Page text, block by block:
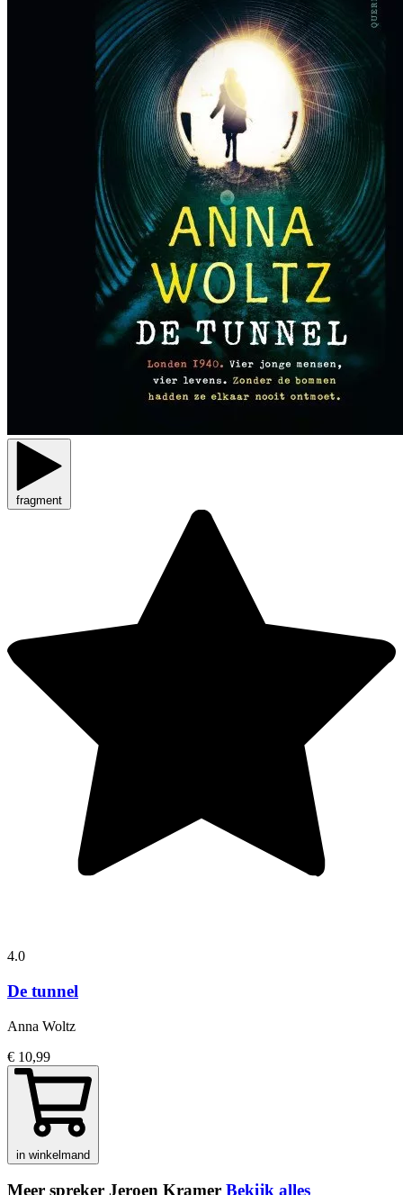
fragment
4.0
De tunnel
Anna Woltz
€ 10,99
in winkelmand
Meer spreker Jeroen Kramer Bekijk alles